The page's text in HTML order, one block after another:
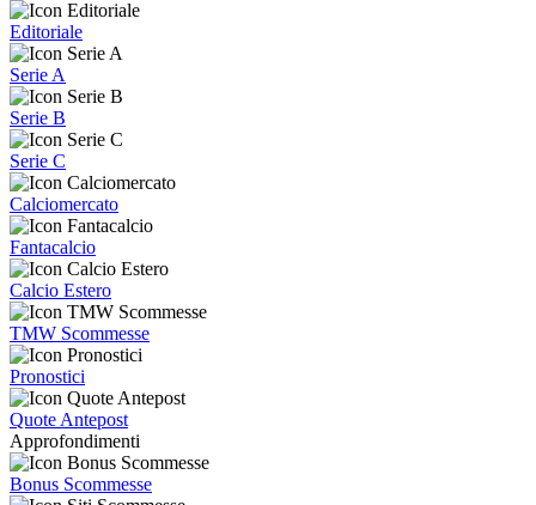
Editoriale
Serie A
Serie B
Serie C
Calciomercato
Fantacalcio
Calcio Estero
TMW Scommesse
Pronostici
Quote Antepost
Approfondimenti
Bonus Scommesse